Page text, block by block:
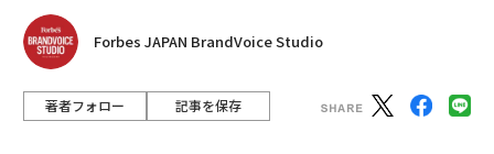
Forbes JAPAN BrandVoice Studio
著者フォロー 記事を保存